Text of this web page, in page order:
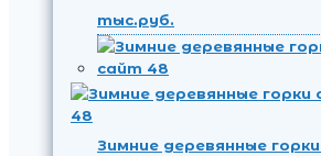
тыс.руб.
Зимние деревянные